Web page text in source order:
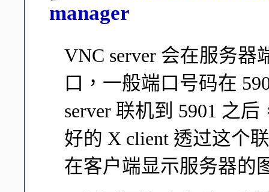
manager
VNC server 会在服务
口，一般端口号码在
server 联机到 5901 之
好的 X client 透过这个
在客户端显示服务器的